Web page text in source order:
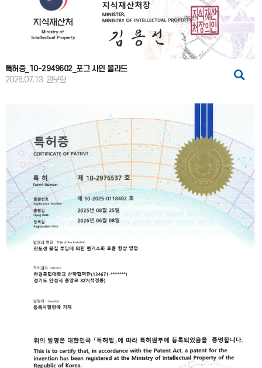
특허증_10-2949602_포그 사인 볼라드
2026.07.13 권보람